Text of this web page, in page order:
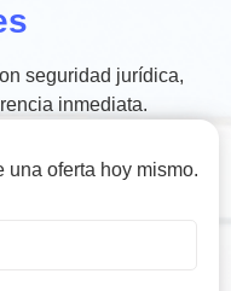
seguridad jurídica,
inmediata.
una oferta hoy mismo.